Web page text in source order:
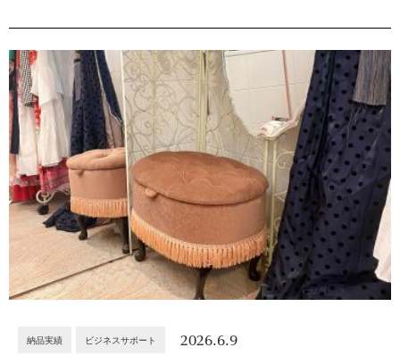
納品実績 ビジネスサポート 2026.6.9